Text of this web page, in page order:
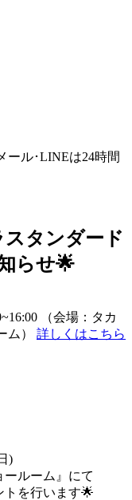
ール･LINEは24時間
スタンダード
らせ🌟
（会場：タカ
ム） 詳しくはこちら
)
ールーム』にて
トを行います🌟